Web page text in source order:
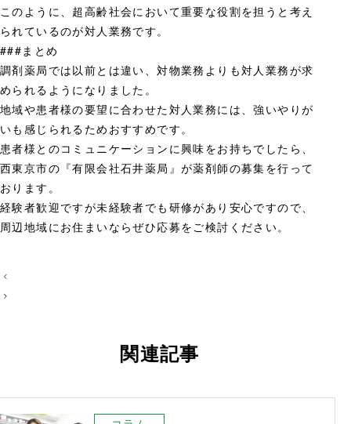
このように、超高齢社会において重要な役割を担うと考え
られているのが対人業務です。
###まとめ
調剤薬局では以前とは違い、対物業務よりも対人業務が求
められるようになりました。
地域や患者様の要望に合わせた対人業務には、強いやりが
いも感じられるためおすすめです。
患者様とのコミュニケーションに興味をお持ちでしたら、
西東京市の『有限会社石井薬局』が薬剤師の募集を行って
おります。
経験者歓迎ですが未経験者でも研修があり安心ですので、
周辺地域にお住まいならぜひ応募をご検討ください。
投
稿
シ
ョ
関連記事